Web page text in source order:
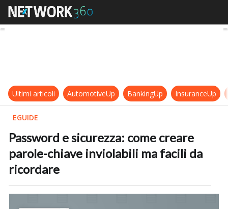
Password e sicurezza: come
Ultimi articoli AutomotiveUp BankingUp InsuranceUp
EGUIDE
Password e sicurezza: come creare
parole-chiave inviolabili ma facili da
ricordare